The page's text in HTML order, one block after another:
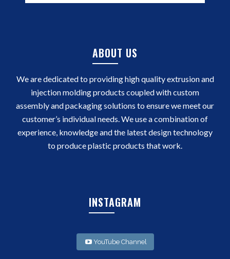
ABOUT US
We are dedicated to providing high quality extrusion and
injection molding products coupled with custom
assembly and packaging solutions to ensure we meet our
customer’s individual needs. We use a combination of
experience, knowledge and the latest design technology
to produce plastic products that work.
INSTAGRAM
YouTube Channel